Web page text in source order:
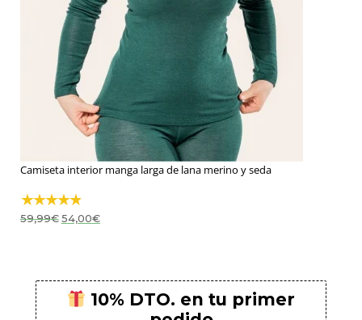
Camiseta interior manga larga de lana merino y seda
59,99€ El
precio
54,00€El
precio
10% DTO. en tu primer